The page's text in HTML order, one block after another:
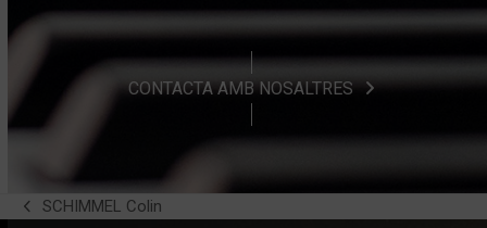
CONTACTA AMB NOSALTRES
previous
SCHIMMEL Colin